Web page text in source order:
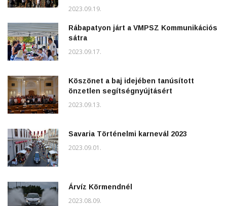
2023.09.19.
Rábapatyon járt a VMPSZ Kommunikációs
sátra
2023.09.17.
Köszönet a baj idejében tanúsított
önzetlen segítségnyújtásért
2023.09.13.
Savaria Történelmi karnevál 2023
2023.09.01.
Árvíz Körmendnél
2023.08.09.